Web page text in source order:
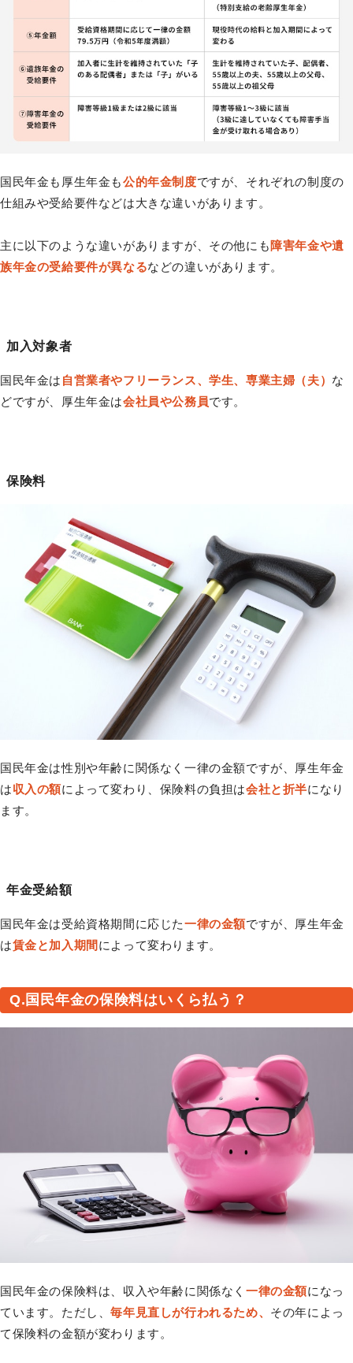
国民年金も厚生年金も公的年金制度ですが、それぞれの制度の
仕組みや受給要件などは大きな違いがあります。
主に以下のような違いがありますが、その他にも 障害年金や遺
族年金の受給要件が異なるなどの違いがあります。
加入対象者
国民年金は 自営業者やフリーランス、学生、専業主婦（夫） な
どですが、厚生年金は会社員や公務員です。
保険料
国民年金は性別や年齢に関係なく一律の金額ですが、厚生年金
は収入の額によって変わり、保険料の負担は会社と折半になり
ます。
年金受給額
国民年金は受給資格期間に応じた一律の金額ですが、厚生年金
は賃金と加入期間 によって変わります。
Q.国民年金の保険料はいくら払う？
国民年金の保険料は、収入や年齢に関係なく一律の金額になっ
ています。ただし、毎年見直しが行われるため、 その年によっ
て保険料の金額が変わります。